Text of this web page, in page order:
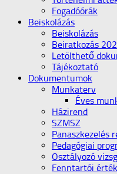
Fogadóórák
Beiskolázás
Beiskolázás
Beiratkozás
Letölthető
Tájékoztató
Dokumentumok
Munkaterv
Éves
Házirend
SZMSZ
Panaszkezelés
Pedagógiai
Osztályozó
Fenntartói